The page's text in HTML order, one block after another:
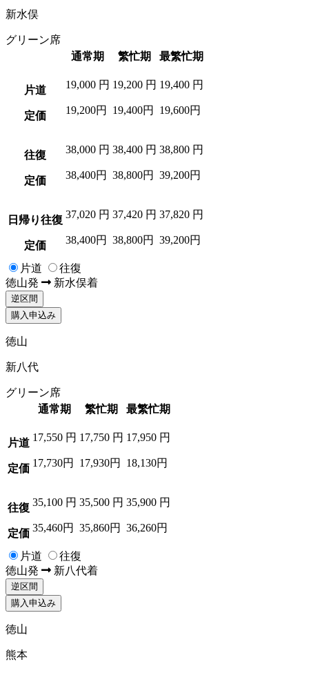
新水俣
グリーン席
通常期
繁忙期 最繁忙期
片道
定価
19,000 円
19,200円
19,200 円
19,400円
19,400 円
19,600円
往復
定価
38,000 円
38,400円
38,400 円
38,800円
38,800 円
39,200円
日帰り往復
定価
37,020 円
38,400円
37,420 円
38,800円
37,820 円
39,200円
片道
往復
徳山発 新水俣着
逆区間
購入申込み
徳山
新八代
グリーン席
通常期
繁忙期 最繁忙期
片道
定価
17,550 円
17,730円
17,750 円
17,930円
17,950 円
18,130円
往復
定価
35,100 円
35,460円
35,500 円
35,860円
35,900 円
36,260円
片道
往復
徳山発 新八代着
逆区間
購入申込み
徳山
熊本